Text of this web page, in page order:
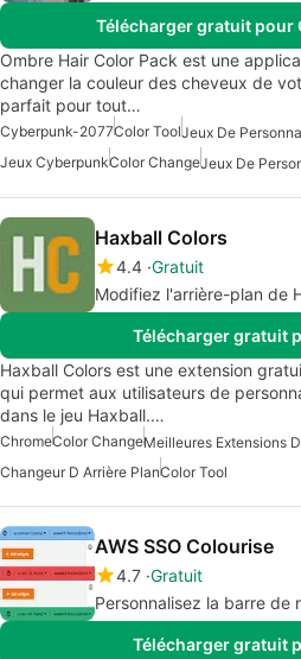
Télécharger gratuit pour
Ombre Hair Color Pack est une
changer la couleur des cheveux de
parfait pour tout…
Cyberpunk-2077Color Tool
Jeux CyberpunkColor Change
Haxball Colors
4.4 Gratuit
Modifiez l'arrière-plan de
Télécharger gratuit
Haxball Colors est une extension
qui permet aux utilisateurs de
dans le jeu Haxball.…
ChromeColor Change
Changeur D Arrière PlanColor Tool
AWS SSO Colourise
4.7 Gratuit
Personnalisez la barre de
Télécharger gratuit